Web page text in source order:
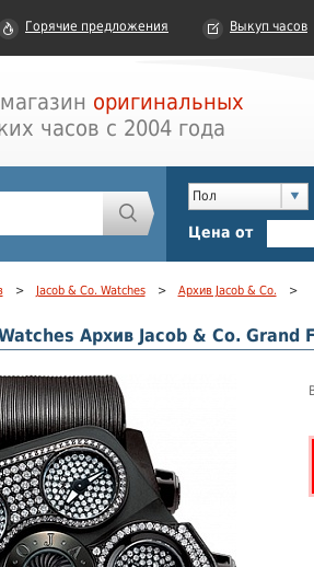
Горячие предложения Выкуп часов
оригинальных
часов с 2004 года
Пол
Цена от
> Jacob & Co. Watches > Архив Jacob & Co. >
Архив Jacob & Co. Grand